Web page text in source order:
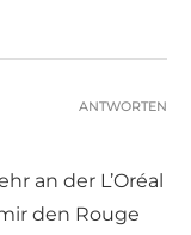
an der L’Oréal
den Rouge
ANTWORTEN